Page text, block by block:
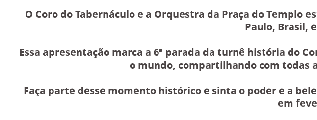
O Coro do Tabernáculo e a Orquestra da Praça do Templo
Paulo, Brasil,
Essa apresentação marca a 6ª parada da turnê história do
o mundo, compartilhando com todas
Faça parte desse momento histórico e sinta o poder e a
em